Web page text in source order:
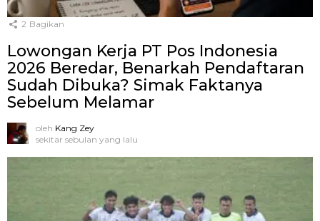
2 Bagikan
Lowongan Kerja PT Pos Indonesia
2026 Beredar, Benarkah Pendaftaran
Sudah Dibuka? Simak Faktanya
Sebelum Melamar
oleh Kang Zey
sekitar sebulan yang lalu